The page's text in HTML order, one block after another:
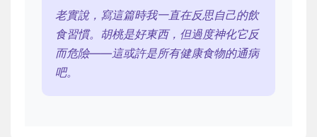
老實說，寫這篇時我一直在反思自己的飲
食習慣。胡桃是好東西，但過度神化它反
而危險——這或許是所有健康食物的通病
吧。